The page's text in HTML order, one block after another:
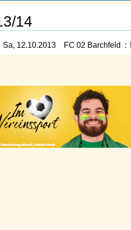
14
Sa, 12.10.2013 FC 02 Barchfeld :